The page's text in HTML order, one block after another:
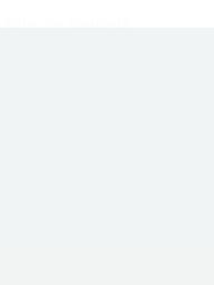
со скидкой